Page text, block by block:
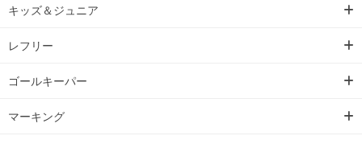
キッズ＆ジュニア
レフリー
ゴールキーパー
マーキング